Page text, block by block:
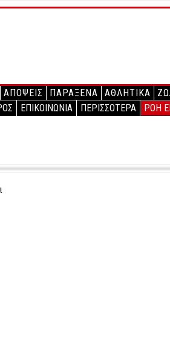
ΑΠΟΨΕΙΣ ΠΑΡΑΞΕΝΑ ΑΘΛΗΤΙΚΑ
ΕΠΙΚΟΙΝΩΝΙΑ ΠΕΡΙΣΣΟΤΕΡΑ ΡΟΗ